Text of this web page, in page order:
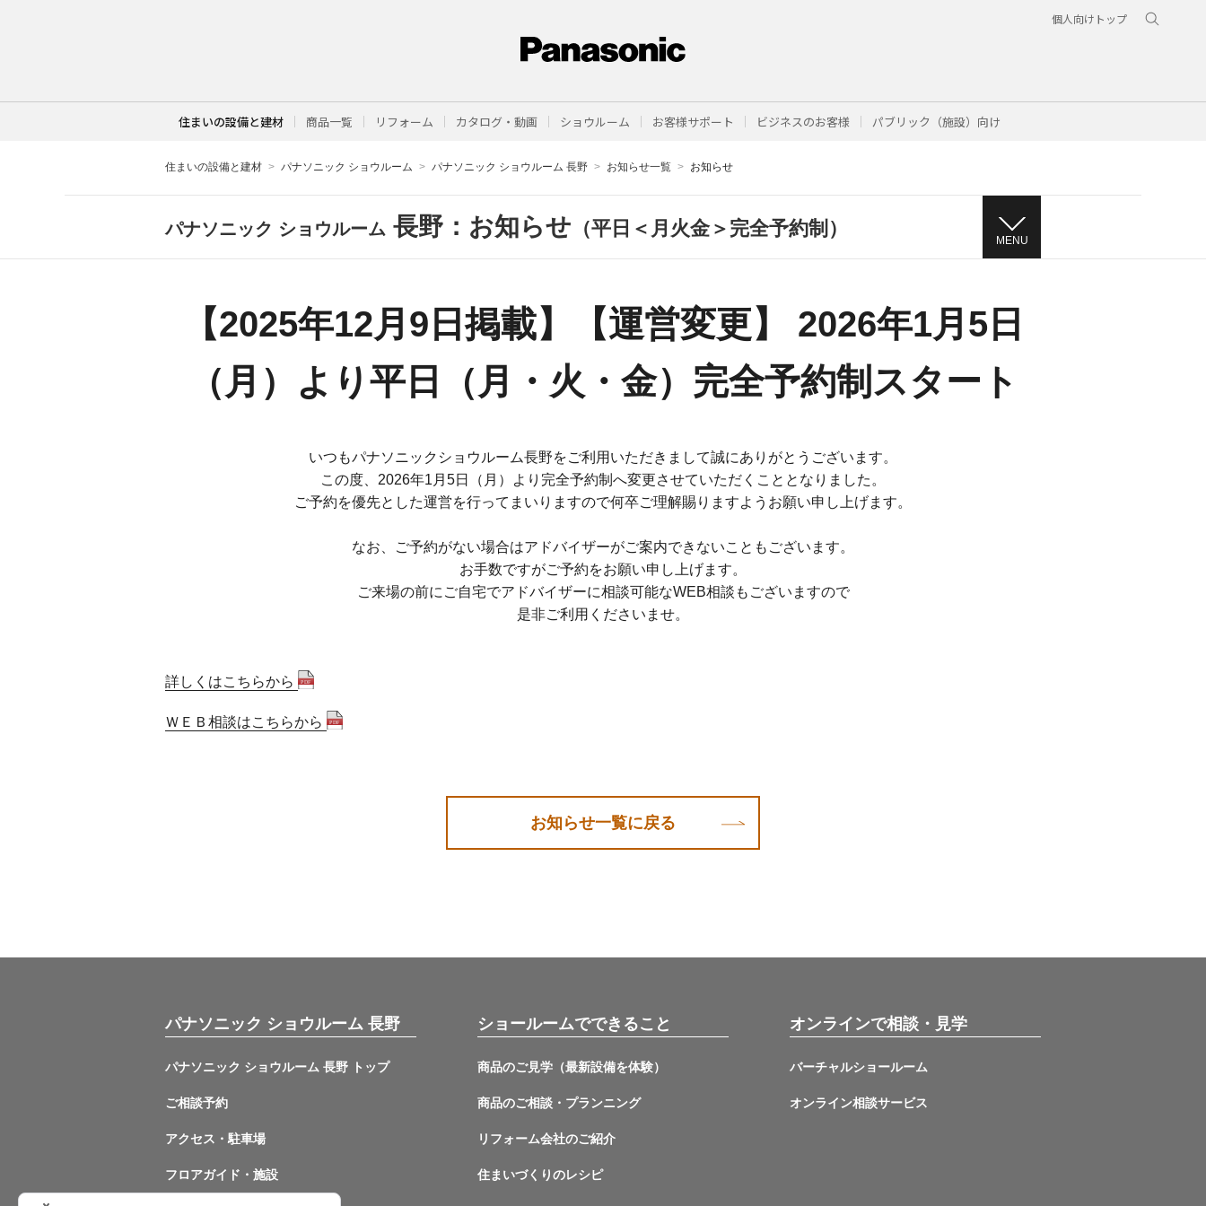
個人向けトップ
住まいの設備と建材 商品一覧 リフォーム カタログ・動画 ショウルーム お客様サポート ビジネスのお客様 パブリック（施設）向け
住まいの設備と建材 パナソニック ショウルーム パナソニック ショウルーム 長野 お知らせ一覧 お知らせ
パナソニック ショウルーム 長野：お知らせ （平日＜月火金＞完全予約制）
MENU
【2025年12月9日掲載】【運営変更】 2026年1月5日
（月）より平日（月・火・金）完全予約制スタート
いつもパナソニックショウルーム長野をご利用いただきまして誠にありがとうございます。
この度、2026年1月5日（月）より完全予約制へ変更させていただくこととなりました。
ご予約を優先とした運営を行ってまいりますので何卒ご理解賜りますようお願い申し上げます。
なお、ご予約がない場合はアドバイザーがご案内できないこともございます。
お手数ですがご予約をお願い申し上げます。
ご来場の前にご自宅でアドバイザーに相談可能なWEB相談もございますので
是非ご利用くださいませ。
詳しくはこちらから
ＷＥＢ相談はこちらから
お知らせ一覧に戻る
パナソニック ショウルーム 長野
パナソニック ショウルーム 長野 トップ
ご相談予約
アクセス・駐車場
フロアガイド・施設
ショールームでできること
商品のご見学（最新設備を体験）
商品のご相談・プランニング
リフォーム会社のご紹介
住まいづくりのレシピ
オンラインで相談・見学
バーチャルショールーム
オンライン相談サービス